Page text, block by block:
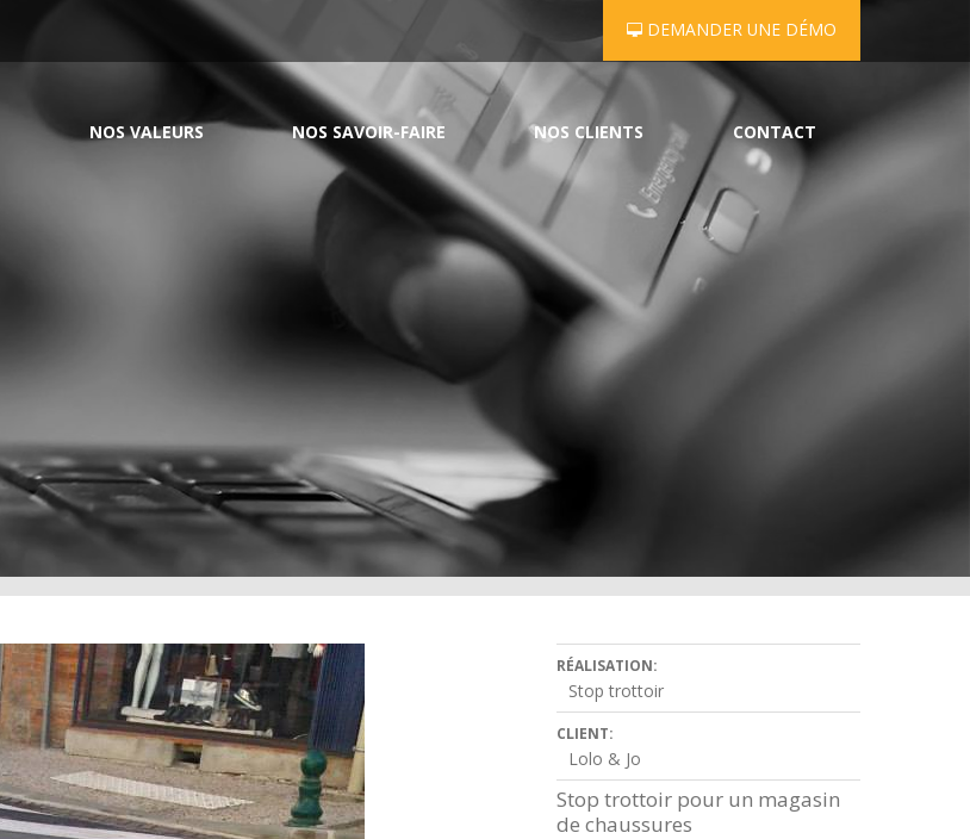
DEMANDER UNE DÉMO
NOS VALEURS NOS SAVOIR-FAIRE NOS CLIENTS CONTACT
RÉALISATION:
Stop trottoir
CLIENT:
Lolo & Jo
Stop trottoir pour un magasin
de chaussures